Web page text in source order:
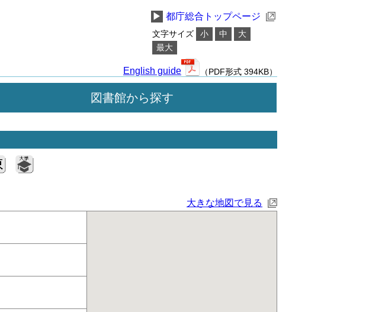
▶ 都庁総合トップページ
文字サイズ 小 中
大
最大
English guide （PDF形式 394KB）
図書館から探す
大きな地図で見る